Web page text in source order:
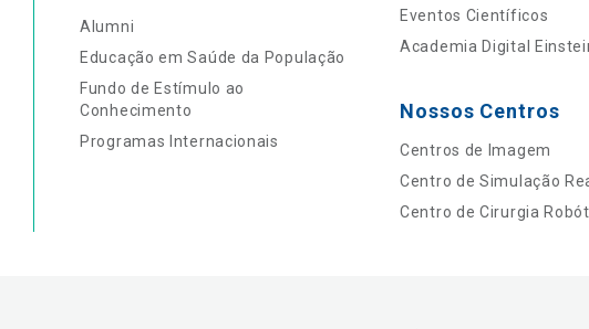
Alumni
Educação em Saúde da População
Fundo de Estímulo ao
Conhecimento
Programas Internacionais
Eventos Científicos
Academia Digital
Nossos Centros
Centros de Imagem
Centro de Simulação
Centro de Cirurgia